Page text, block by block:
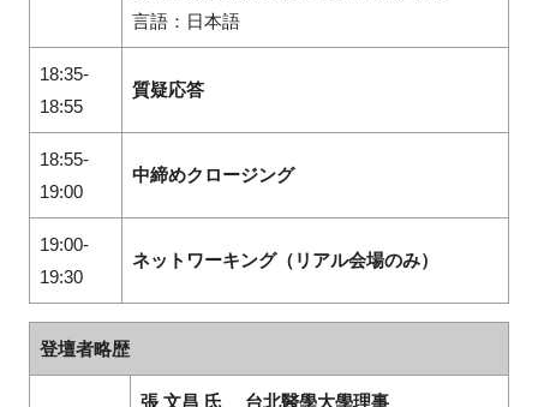
言語：日本語
18:35-
18:55
質疑応答
18:55-
19:00
中締めクロージング
19:00‐
19:30
ネットワーキング（リアル会場のみ）
登壇者略歴
張 文昌 氏 台北醫學大學理事